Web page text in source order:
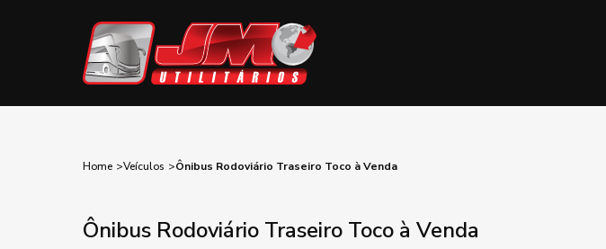
Home Veículos Ônibus Rodoviário Traseiro Toco à Venda
Ônibus Rodoviário Traseiro Toco à Venda